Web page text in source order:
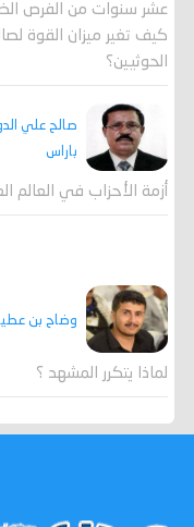
عشر سنوات من الفرص
كيف تغير ميزان القوة
الحوثيين؟
صالح علي
باراس
أزمة الأحزاب في العالم
وضاح بن
لماذا يتكرر المشهد ؟